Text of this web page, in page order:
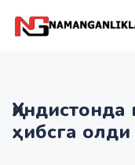
ҳибсга олди